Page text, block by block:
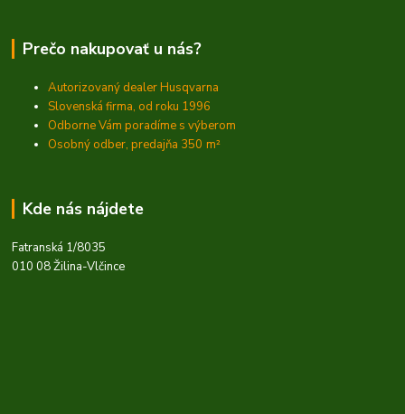
Prečo nakupovať u nás?
Autorizovaný dealer Husqvarna
Slovenská firma, od roku 1996
Odborne Vám poradíme s výberom
Osobný odber, predajňa 350 m²
Kde nás nájdete
Fatranská 1/8035
010 08 Žilina-Vlčince